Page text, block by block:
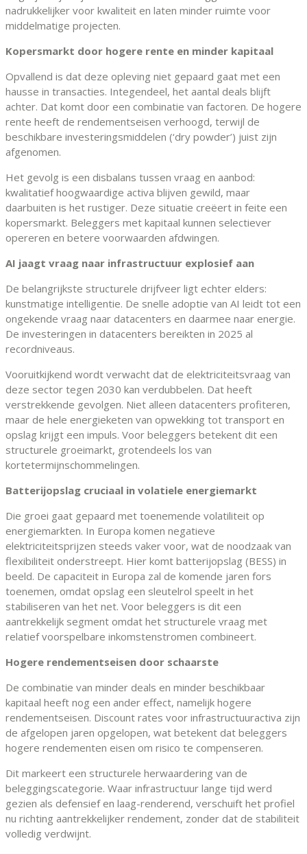
nadrukkelijker voor kwaliteit en laten minder ruimte voor
middelmatige projecten.
Kopersmarkt door hogere rente en minder kapitaal
Opvallend is dat deze opleving niet gepaard gaat met een
hausse in transacties. Integendeel, het aantal deals blijft
achter. Dat komt door een combinatie van factoren. De hogere
rente heeft de rendementseisen verhoogd, terwijl de
beschikbare investeringsmiddelen (‘dry powder’) juist zijn
afgenomen.
Het gevolg is een disbalans tussen vraag en aanbod:
kwalitatief hoogwaardige activa blijven gewild, maar
daarbuiten is het rustiger. Deze situatie creëert in feite een
kopersmarkt. Beleggers met kapitaal kunnen selectiever
opereren en betere voorwaarden afdwingen.
AI jaagt vraag naar infrastructuur explosief aan
De belangrijkste structurele drijfveer ligt echter elders:
kunstmatige intelligentie. De snelle adoptie van AI leidt tot een
ongekende vraag naar datacenters en daarmee naar energie.
De investeringen in datacenters bereikten in 2025 al
recordniveaus.
Vooruitkijkend wordt verwacht dat de elektriciteitsvraag van
deze sector tegen 2030 kan verdubbelen. Dat heeft
verstrekkende gevolgen. Niet alleen datacenters profiteren,
maar de hele energieketen van opwekking tot transport en
opslag krijgt een impuls. Voor beleggers betekent dit een
structurele groeimarkt, grotendeels los van
kortetermijnschommelingen.
Batterijopslag cruciaal in volatiele energiemarkt
Die groei gaat gepaard met toenemende volatiliteit op
energiemarkten. In Europa komen negatieve
elektriciteitsprijzen steeds vaker voor, wat de noodzaak van
flexibiliteit onderstreept. Hier komt batterijopslag (BESS) in
beeld. De capaciteit in Europa zal de komende jaren fors
toenemen, omdat opslag een sleutelrol speelt in het
stabiliseren van het net. Voor beleggers is dit een
aantrekkelijk segment omdat het structurele vraag met
relatief voorspelbare inkomstenstromen combineert.
Hogere rendementseisen door schaarste
De combinatie van minder deals en minder beschikbaar
kapitaal heeft nog een ander effect, namelijk hogere
rendementseisen. Discount rates voor infrastructuuractiva zijn
de afgelopen jaren opgelopen, wat betekent dat beleggers
hogere rendementen eisen om risico te compenseren.
Dit markeert een structurele herwaardering van de
beleggingscategorie. Waar infrastructuur lange tijd werd
gezien als defensief en laag-renderend, verschuift het profiel
nu richting aantrekkelijker rendement, zonder dat de stabiliteit
volledig verdwijnt.